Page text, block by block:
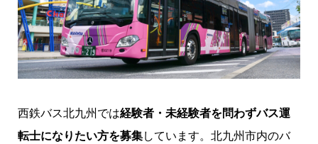
西鉄バス北九州では経験者・未経験者を問わずバス運
転士になりたい方を募集しています。北九州市内のバ